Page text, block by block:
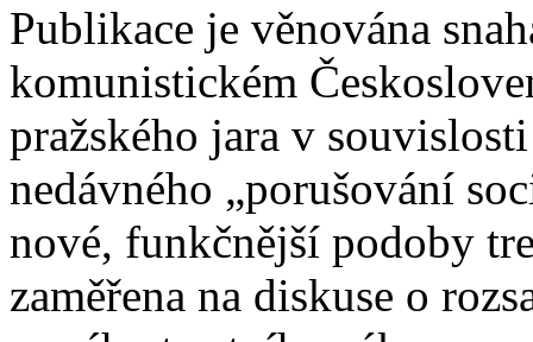
Publikace je věnována
komunistickém
pražského jara v
nedávného „porušování
nové, funkčnější podoby
zaměřena na diskuse o